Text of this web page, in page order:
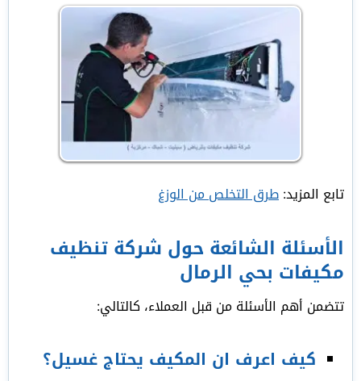
تابع المزيد:طرق التخلص من الوزغ
الأسئلة الشائعة حول شركة تنظيف
مكيفات بحي الرمال
تتضمن أهم الأسئلة من قبل العملاء، كالتالي:
كيف اعرف ان المكيف يحتاج غسيل؟